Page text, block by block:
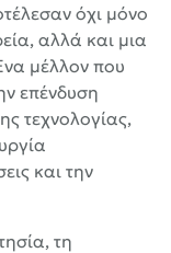
όχι μόνο
αλλά και μια
μέλλον που
επένδυση
τεχνολογίας,
και την
τη